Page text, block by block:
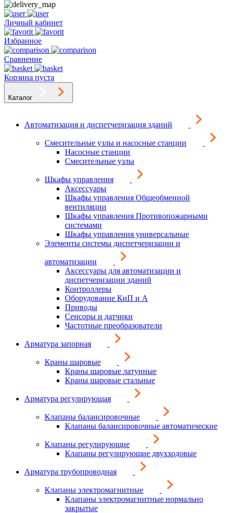
Личный кабинет
Избранное
Сравнение
Корзина пуста
Каталог
Автоматизация и диспетчеризация зданий
Смесительные узлы и насосные станции
Насосные станции
Смесительные узлы
Шкафы управления
Аксессуары
Шкафы управления Общеобменной
вентиляции
Шкафы управления Противопожарными
системами
Шкафы управления универсальные
Элементы системы диспетчеризации и
автоматизации
Аксессуары для автоматизации и
диспетчеризации зданий
Контроллеры
Оборудование КиП и А
Приводы
Сенсоры и датчики
Частотные преобразователи
Арматура запорная
Краны шаровые
Краны шаровые латунные
Краны шаровые стальные
Арматура регулирующая
Клапаны балансировочные
Клапаны балансировочные автоматические
Клапаны регулирующие
Клапаны регулирующие двухходовые
Арматура трубопроводная
Клапаны электромагнитные
Клапаны электромагнитные нормально
закрытые